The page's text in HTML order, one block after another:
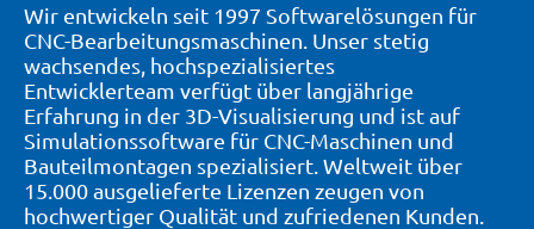
Wir entwickeln seit 1997 Softwarelösungen für
CNC-Bearbeitungsmaschinen. Unser stetig
wachsendes, hochspezialisiertes
Entwicklerteam verfügt über langjährige
Erfahrung in der 3D-Visualisierung und ist auf
Simulationssoftware für CNC-Maschinen und
Bauteilmontagen spezialisiert. Weltweit über
15.000 ausgelieferte Lizenzen zeugen von
hochwertiger Qualität und zufriedenen Kunden.